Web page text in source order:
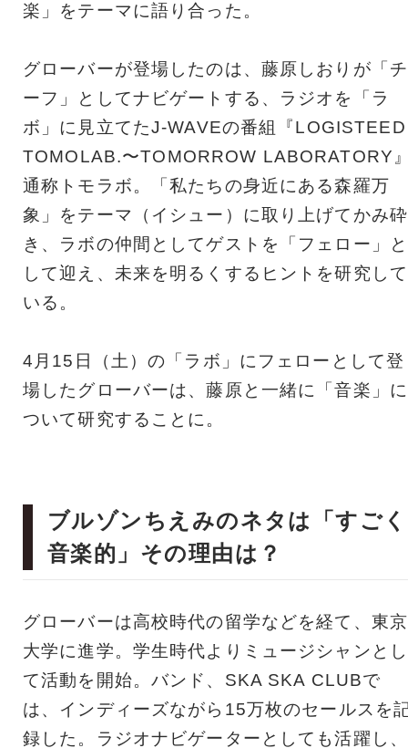
楽」をテーマに語り合った。
グローバーが登場したのは、藤原しおりが「チ
ーフ」としてナビゲートする、ラジオを「ラ
ボ」に見立てたJ-WAVEの番組『LOGISTEED
TOMOLAB.〜TOMORROW LABORATORY
通称トモラボ。「私たちの身近にある森羅万
象」をテーマ（イシュー）に取り上げてかみ砕
き、ラボの仲間としてゲストを「フェロー」と
して迎え、未来を明るくするヒントを研究して
いる。
4月15日（土）の「ラボ」にフェローとして登
場したグローバーは、藤原と一緒に「音楽」に
ついて研究することに。
ブルゾンちえみのネタは「すごく
音楽的」その理由は？
グローバーは高校時代の留学などを経て、東京
大学に進学。学生時代よりミュージシャンとし
て活動を開始。バンド、SKA SKA CLUBで
は、インディーズながら15万枚のセールスを
録した。ラジオナビゲーターとしても活躍し、